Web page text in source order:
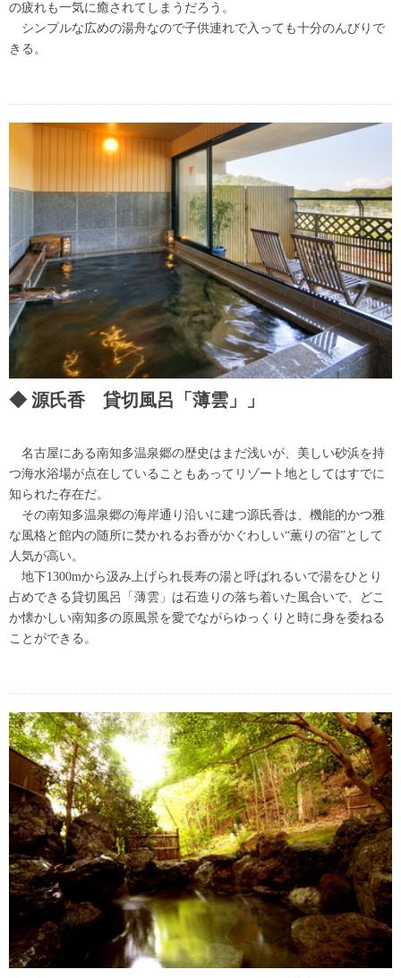
の疲れも一気に癒されてしまうだろう。
シンプルな広めの湯舟なので子供連れで入っても十分のんびりで
きる。
源氏香 貸切風呂「薄雲」」
名古屋にある南知多温泉郷の歴史はまだ浅いが、美しい砂浜を持
つ海水浴場が点在していることもあってリゾート地としてはすでに
知られた存在だ。
その南知多温泉郷の海岸通り沿いに建つ源氏香は、機能的かつ雅
な風格と館内の随所に焚かれるお香がかぐわしい“薫りの宿”として
人気が高い。
地下1300mから汲み上げられ長寿の湯と呼ばれるいで湯をひとり
占めできる貸切風呂「薄雲」は石造りの落ち着いた風合いで、どこ
か懐かしい南知多の原風景を愛でながらゆっくりと時に身を委ねる
ことができる。